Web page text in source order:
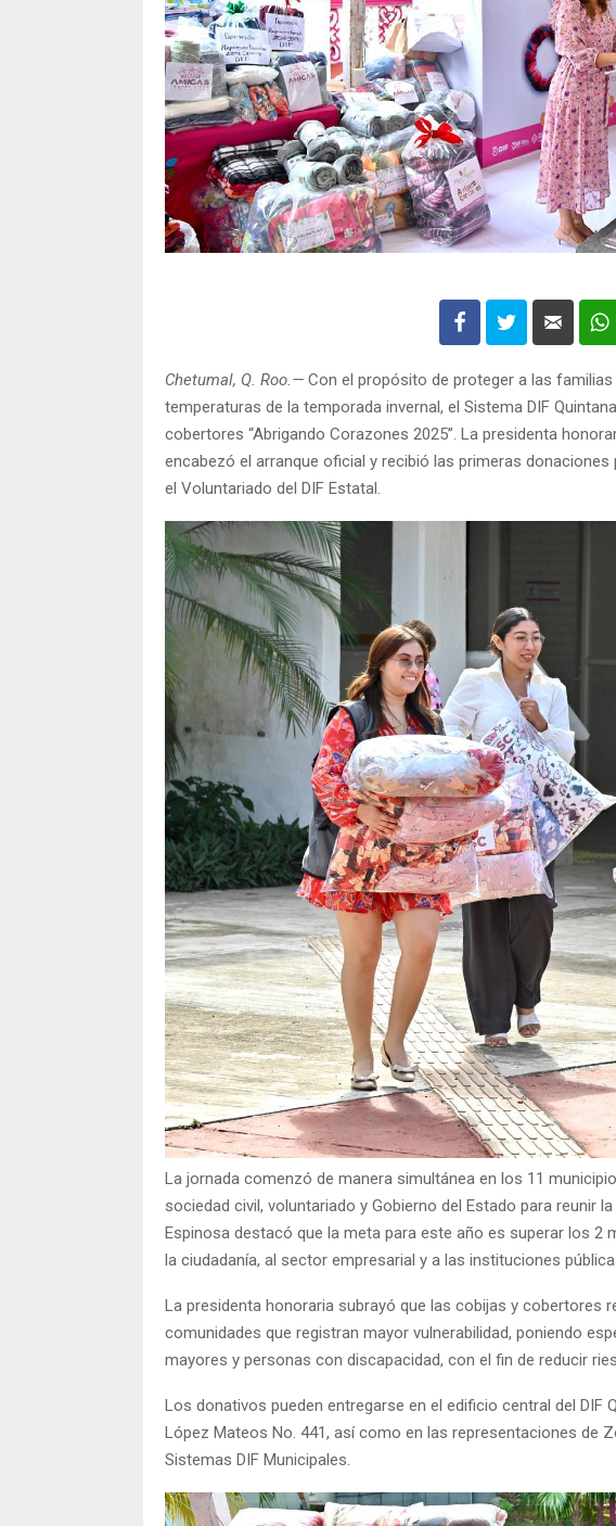
Chetumal, Q. Roo.— Con el propósito de proteger a las
temperaturas de la temporada invernal, el Sistema DIF
cobertores “Abrigando Corazones 2025”. La presidenta
encabezó el arranque oficial y recibió las primeras
el Voluntariado del DIF Estatal.
La jornada comenzó de manera simultánea en los 11
sociedad civil, voluntariado y Gobierno del Estado para reunir
Espinosa destacó que la meta para este año es superar los 2
la ciudadanía, al sector empresarial y a las instituciones
La presidenta honoraria subrayó que las cobijas y cobertores
comunidades que registran mayor vulnerabilidad, poniendo
mayores y personas con discapacidad, con el fin de reducir
Los donativos pueden entregarse en el edificio central del DIF
López Mateos No. 441, así como en las representaciones de
Sistemas DIF Municipales.